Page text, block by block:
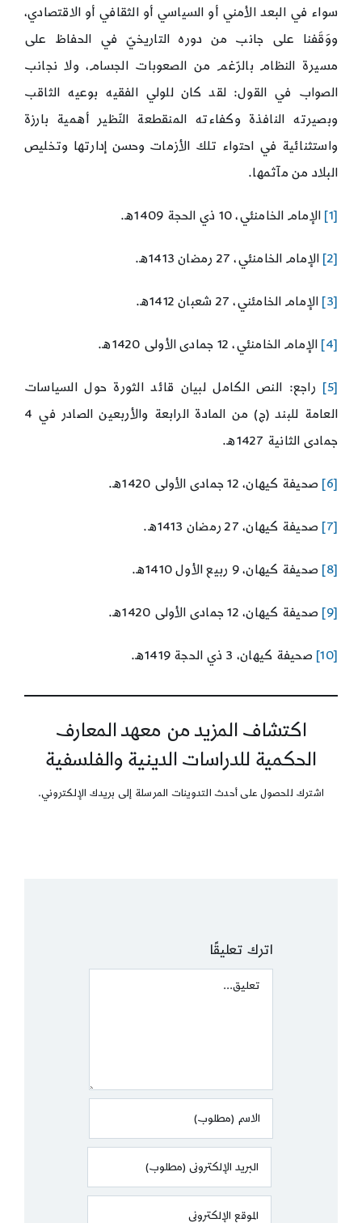
سواء في البعد الأمني أو السياسي أو الثقافي أو الاقتصادي،
ووَقَفنا على جانب من دوره التاريخيّ في الحفاظ على
مسيرة النظام بالرّغم من الصعوبات الجسام، ولا نجانب
الصواب في القول: لقد كان للولي الفقيه بوعيه الثاقب
وبصيرته النافذة وكفاءته المنقطعة النّظير أهمية بارزة
واستثنائية في احتواء تلك الأزمات وحسن إدارتها وتخليص
البلاد من مآثمها.
[1] الإمام الخامنئي، 10 ذي الحجة 1409ه.
[2] الإمام الخامنئي، 27 رمضان 1413ه.
[3] الإمام الخامئني، 27 شعبان 1412ه.
[4] الإمام الخامنئي، 12 جمادى الأولى 1420ه.
[5]
راجع: النص الكامل لبيان قائد الثورة حول السياسات
العامة للبند (ج) من المادة الرابعة والأربعين الصادر في 4
جمادى الثانية 1427ه.
[6] صحيفة كيهان، 12 جمادى الأولى 1420ه.
[7] صحيفة كيهان، 27 رمضان 1413ه.
[8] صحيفة كيهان، 9 ربيع الأول 1410ه.
[9] صحيفة كيهان، 12 جمادى الأولى 1420ه.
[10] صحيفة كيهان، 3 ذي الحجة 1419ه.
اكتشاف المزيد من معهد المعارف
الحكمية للدراسات الدينية والفلسفية
اشترك للحصول على أحدث التدوينات المرسلة إلى بريدك الإلكتروني.
اترك تعليقًا
Comment